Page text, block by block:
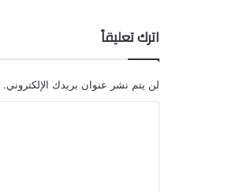
اترك تعليقاً
لن يتم نشر عنوان بريدك الإلكتروني.